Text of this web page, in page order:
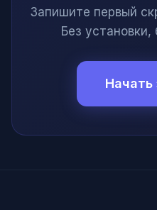
Запишите первый
Без установки,
Начать